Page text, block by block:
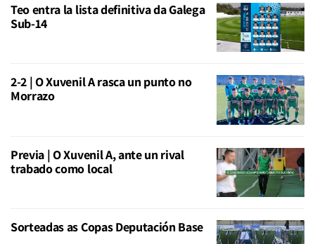
Teo entra la lista definitiva da Galega
Sub-14
2-2 | O Xuvenil A rasca un punto no
Morrazo
Previa | O Xuvenil A, ante un rival
trabado como local
Sorteadas as Copas Deputación Base